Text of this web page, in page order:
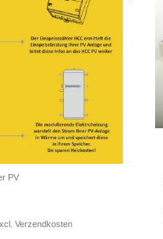
PV
Verzendkosten